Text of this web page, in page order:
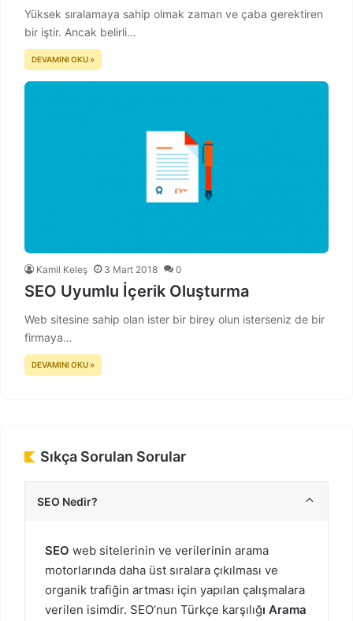
Yüksek sıralamaya sahip olmak zaman ve çaba gerektiren
bir iştir. Ancak belirli…
DEVAMINI OKU »
Kamil Keleş 3 Mart 2018 0
SEO Uyumlu İçerik Oluşturma
Web sitesine sahip olan ister bir birey olun isterseniz de bir
firmaya…
DEVAMINI OKU »
Sıkça Sorulan Sorular
SEO Nedir?
SEO web sitelerinin ve verilerinin arama
motorlarında daha üst sıralara çıkılması ve
organik trafiğin artması için yapılan çalışmalara
verilen isimdir. SEO’nun Türkçe karşılığı Arama